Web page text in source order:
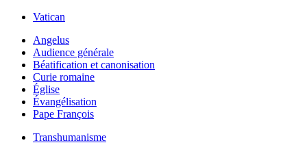
Vatican
Angelus
Audience générale
Béatification et canonisation
Curie romaine
Église
Évangélisation
Pape François
Transhumanisme